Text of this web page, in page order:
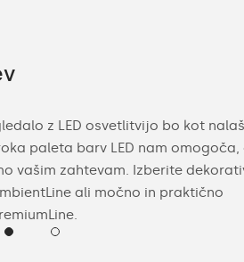
z LED osvetlitvijo bo kot
paleta barv LED nam omogoča,
vašim zahtevam. Izberite
ali močno in praktično